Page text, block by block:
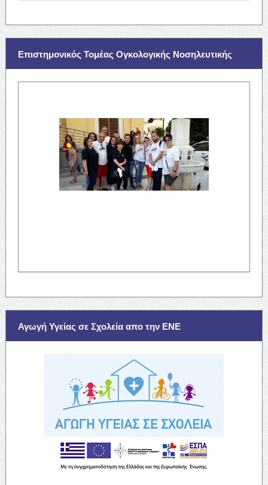
Επιστημονικός Τομέας Ογκολογικής Νοσηλευτικής
Αγωγή Υγείας σε Σχολεία απο την ΕΝΕ